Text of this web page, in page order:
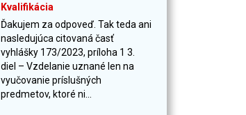
Kvalifikácia
Ďakujem za odpoveď. Tak teda ani
nasledujúca citovaná časť
vyhlášky 173/2023, príloha 1 3.
diel – Vzdelanie uznané len na
vyučovanie príslušných
predmetov, ktoré ni...